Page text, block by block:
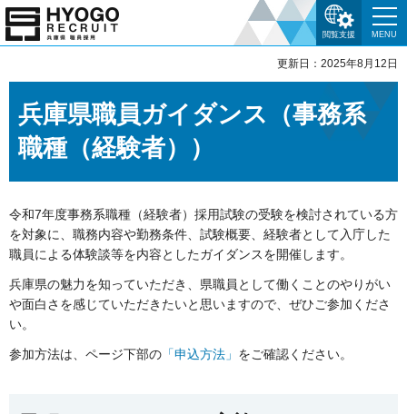
閲覧支援 MENU
更新日：2025年8月12日
兵庫県職員ガイダンス（事務系
職種（経験者））
令和7年度事務系職種（経験者）採用試験の受験を検討されている方
を対象に、職務内容や勤務条件、試験概要、経験者として入庁した
職員による体験談等を内容としたガイダンスを開催します。
兵庫県の魅力を知っていただき、県職員として働くことのやりがい
や面白さを感じていただきたいと思いますので、ぜひご参加くださ
い。
参加方法は、ページ下部の 「申込方法」 をご確認ください。